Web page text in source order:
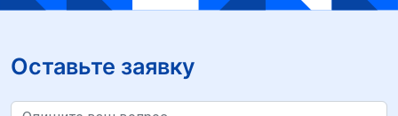
Оставьте заявку